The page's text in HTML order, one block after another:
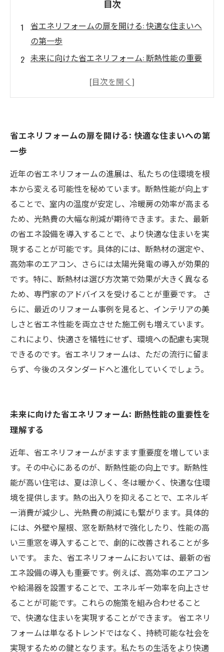
目次
省エネリフォームの扉を開ける: 快適な住まいへ
の第一歩
未来に向けた省エネリフォーム: 断熱性能の重要
最新の省エネ設備がもたらす快適さ: 実際の事例
の秘訣
なステップを解説
省エネリフォームで得られる光熱費の削減: 家計
も助ける要素
省エネで進化する住環境: 環境意識と快適さの未
来を考える
省エネリフォームの扉を開ける: 快適な住まいへの第
一歩
近年の省エネリフォームの進展は、私たちの住環境を根
本から変える可能性を秘めています。断熱性能が向上す
ることで、室内の温度が安定し、冷暖房の効率が高まる
ため、光熱費の大幅な削減が期待できます。また、最新
の省エネ設備を導入することで、より快適な住まいを実
現することが可能です。具体的には、断熱材の選定や、
高効率のエアコン、さらには太陽光発電の導入が効果的
です。特に、断熱材は選び方次第で効果が大きく異なる
ため、専門家のアドバイスを受けることが重要です。 さ
らに、最近のリフォーム事例を見ると、インテリアの美
しさと省エネ性能を両立させた施工例も増えています。
これにより、快適さを犠牲にせず、環境への配慮も実現
できるのです。省エネリフォームは、ただの流行に留ま
らず、今後のスタンダードへと進化していくでしょう。
未来に向けた省エネリフォーム: 断熱性能の重要性を
理解する
近年、省エネリフォームがますます重要度を増していま
す。その中心にあるのが、断熱性能の向上です。断熱性
能が高い住宅は、夏は涼しく、冬は暖かく、快適な住環
境を提供します。熱の出入りを抑えることで、エネルギ
ー消費が減少し、光熱費の削減にも繋がります。具体的
には、外壁や屋根、窓を断熱材で強化したり、性能の高
い三重窓を導入することで、劇的に改善されることが多
いです。 また、省エネリフォームにおいては、最新の省
エネ設備の導入も重要です。例えば、高効率のエアコン
や給湯器を設置することで、エネルギー効率を向上させ
ることが可能です。これらの施策を組み合わせること
で、快適な住まいを実現することができます。 省エネリ
フォームは単なるトレンドではなく、持続可能な社会を
実現するための鍵となります。私たちの生活をより快適